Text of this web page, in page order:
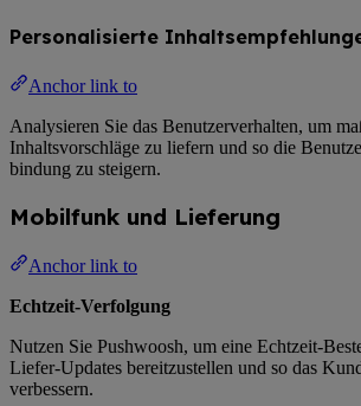
Personalisierte
Anchor link to
Analysieren Sie das Benutzerverhalten, um
Inhaltsvorschläge zu liefern und so die
bindung zu steigern.
Mobilfunk und Lieferung
Anchor link to
Echtzeit-Verfolgung
Nutzen Sie Pushwoosh, um eine Echtzeit-
Liefer-Updates bereitzustellen und so das
verbessern.